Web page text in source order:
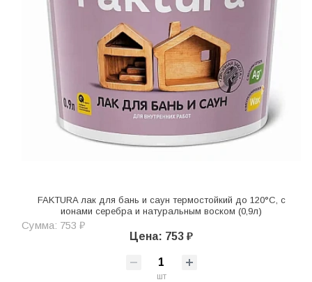
FAKTURA лак для бань и саун термостойкий до 120°С, с
ионами серебра и натуральным воском (0,9л)
Сумма: 753 ₽
Цена: 753 ₽
шт